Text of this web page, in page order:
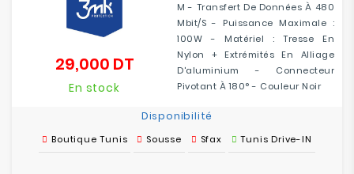
M - Transfert De Données À 480
Mbit/s - Puissance Maximale :
100W - Matériel : Tresse En
Nylon + Extrémités En Alliage
D'aluminium - Connecteur
Pivotant À 180° - Couleur Noir
29,000 DTPrix
En stock
Disponibilité
Boutique Tunis Sousse Sfax Tunis Drive-IN